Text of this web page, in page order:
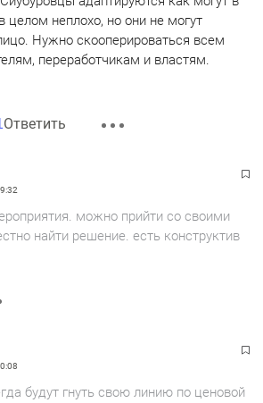
целом неплохо, но они не могут
Нужно скооперироваться всем
переработчикам и властям.
Ответить
можно прийти со своими
найти решение. есть конструктив
будут гнуть свою линию по ценовой